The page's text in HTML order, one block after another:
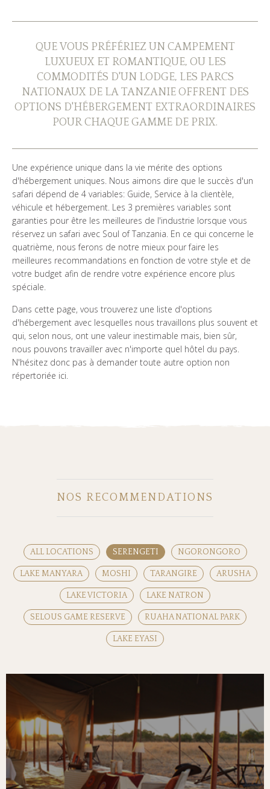
GALERIE DE PHOTOS
TÉMOIGNAGES
NOS GUIDES
CONTACTS
QUE VOUS PRÉFÉRIEZ UN CAMPEMENT
LUXUEUX ET ROMANTIQUE, OU LES
COMMODITÉS D'UN LODGE, LES PARCS
NATIONAUX DE LA TANZANIE OFFRENT DES
OPTIONS D'HÉBERGEMENT EXTRAORDINAIRES
POUR CHAQUE GAMME DE PRIX.
Une expérience unique dans la vie mérite des options
d'hébergement uniques. Nous aimons dire que le succès d'un
safari dépend de 4 variables: Guide, Service à la clientèle,
véhicule et hébergement. Les 3 premières variables sont
garanties pour être les meilleures de l'industrie lorsque vous
réservez un safari avec Soul of Tanzania. En ce qui concerne le
quatrième, nous ferons de notre mieux pour faire les
meilleures recommandations en fonction de votre style et de
votre budget afin de rendre votre expérience encore plus
spéciale.
Dans cette page, vous trouverez une liste d'options
d'hébergement avec lesquelles nous travaillons plus souvent et
qui, selon nous, ont une valeur inestimable mais, bien sûr,
nous pouvons travailler avec n'importe quel hôtel du pays.
N'hésitez donc pas à demander toute autre option non
répertoriée ici.
NOS RECOMMENDATIONS
ALL LOCATIONS SERENGETI NGORONGORO
LAKE MANYARA MOSHI TARANGIRE ARUSHA
LAKE VICTORIA LAKE NATRON
SELOUS GAME RESERVE RUAHA NATIONAL PARK
LAKE EYASI